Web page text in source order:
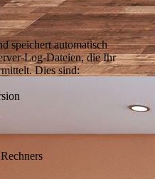
speichert automatisch
Log-Dateien, die Ihr
Dies sind: